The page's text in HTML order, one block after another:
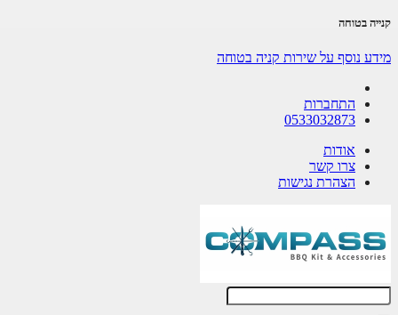
בטוחה
נוסף על שירות קניה בטוחה
התחברות
0533032873
אודות
צרו קשר
הצהרת נגישות